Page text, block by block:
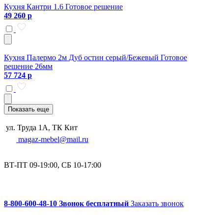
Кухня Кантри 1.6 Готовое решение
49 260 р
Кухня Палермо 2м Дуб остин серый/Бежевый Готовое
решение 26мм
57 724 р
Показать еще
ул. Труда 1А, ТК Кит
magaz-mebel@mail.ru
ВТ-ПТ 09-19:00, СБ 10-17:00
8-800-600-48-10 Звонок бесплатный Заказать звонок